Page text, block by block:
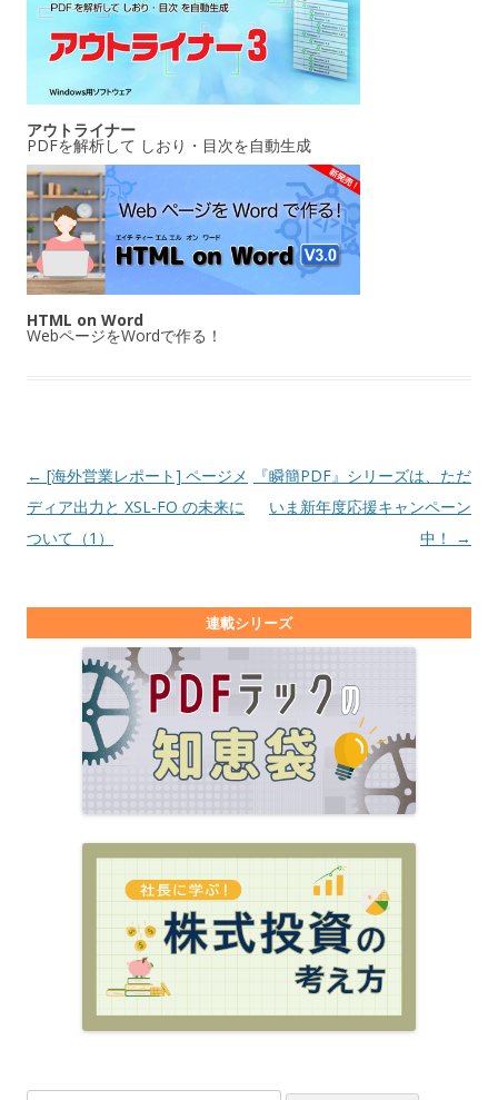
アウトライナー
PDFを解析して しおり・目次を自動生成
HTML on Word
WebページをWordで作る！
投稿ナビゲーション
← [海外営業レポート] ページメ
ディア出力と XSL-FO の未来に
ついて（1）
『瞬簡PDF』シリーズは、ただ
いま新年度応援キャンペーン
中！
→
連載シリーズ